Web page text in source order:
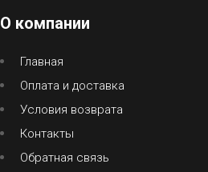
О компании
Главная
Оплата и доставка
Условия возврата
Контакты
Обратная связь